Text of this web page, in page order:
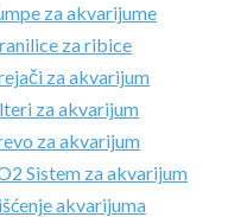
za akvarijume
za ribice
za akvarijum
za akvarijum
za akvarijum
Sistem za akvarijum
akvarijuma